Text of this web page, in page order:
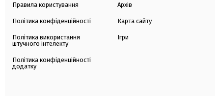
Правила користування
Політика конфіденційності
Політика використання
штучного інтелекту
Політика конфіденційності
додатку
Архів
Карта сайту
Ігри